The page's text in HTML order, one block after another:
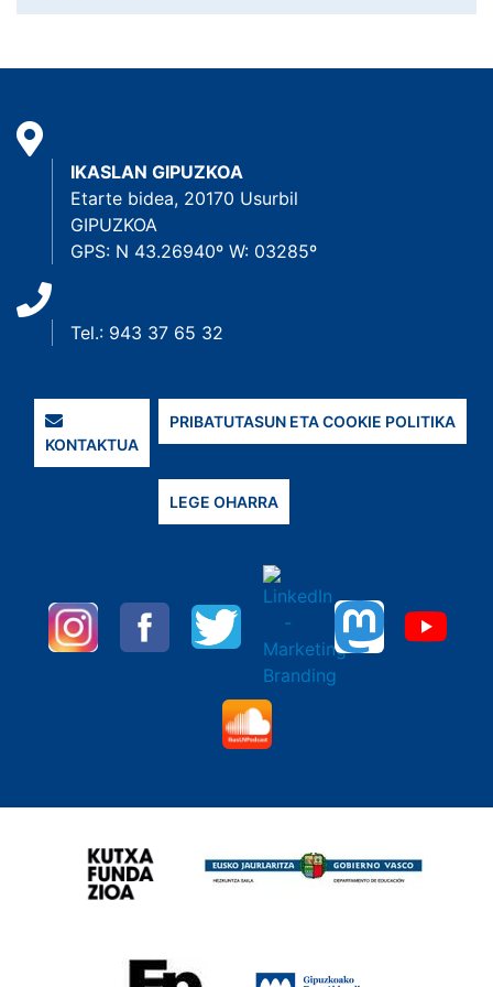
IKASLAN GIPUZKOA
Etarte bidea, 20170 Usurbil
GIPUZKOA
GPS: N 43.26940º W: 03285º
Tel.: 943 37 65 32
KONTAKTUA
PRIBATUTASUN ETA COOKIE POLITIKA
LEGE OHARRA